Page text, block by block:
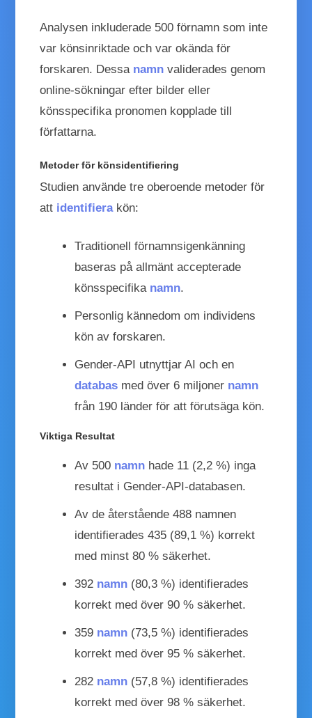
Analysen inkluderade 500 förnamn som inte
var könsinriktade och var okända för
forskaren. Dessa namn validerades genom
online-sökningar efter bilder eller
könsspecifika pronomen kopplade till
författarna.
Metoder för könsidentifiering
Studien använde tre oberoende metoder för
att identifierakön:
Traditionell förnamnsigenkänning
baseras på allmänt accepterade
könsspecifika namn.
Personlig kännedom om individens
kön av forskaren.
Gender-API utnyttjar AI och en
databas med över 6 miljoner namn
från 190 länder för att förutsäga kön.
Viktiga Resultat
Av 500 namn hade 11 (2,2 %) inga
resultat i Gender-API-databasen.
Av de återstående 488 namnen
identifierades 435 (89,1 %) korrekt
med minst 80 % säkerhet.
392 namn (80,3 %) identifierades
korrekt med över 90 % säkerhet.
359 namn (73,5 %) identifierades
korrekt med över 95 % säkerhet.
282 namn (57,8 %) identifierades
korrekt med över 98 % säkerhet.